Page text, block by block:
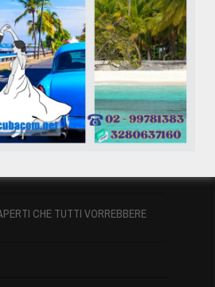
ESTE
CHE TUTTI VORREBBERE